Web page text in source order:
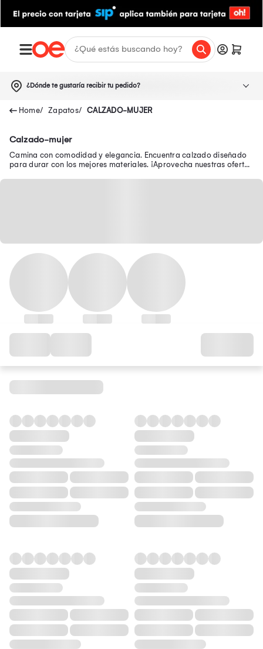
¿Dónde te gustaría recibir tu pedido?
Zapatos CALZADO-MUJER
Calzado-mujer
Camina con comodidad y elegancia. Encuentra calzado diseñado
para durar con los mejores materiales. ¡Aprovecha nuestras ofertas